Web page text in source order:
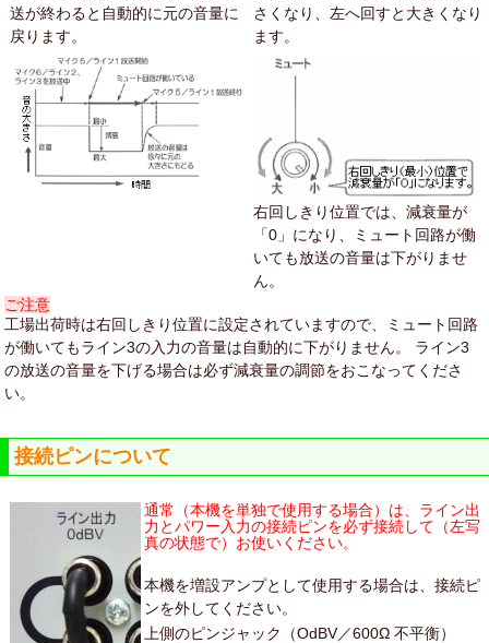
送が終わると自動的に元の音量に
戻ります。
さくなり、左へ回すと大きくなり
ます。
右回しきり位置では、減衰量が
「0」になり、ミュート回路が働
いても放送の音量は下がりませ
ん。
ご注意
工場出荷時は右回しきり位置に設定されていますので、ミュート回路
が働いてもライン3の入力の音量は自動的に下がりません。 ライン3
の放送の音量を下げる場合は必ず減衰量の調節をおこなってくださ
い。
接続ピンについて
通常（本機を単独で使用する場合）は、ライン出
力とパワー入力の接続ピンを必ず接続して（左写
真の状態で）お使いください。
本機を増設アンプとして使用する場合は、接続ピ
ンを外してください。
上側のピンジャック（OdBV／600Ω 不平衡）